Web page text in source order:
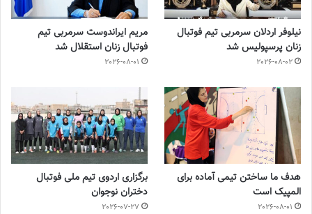
نیلوفر اردلان سرمربی تیم فوتبال
زنان پرسپولیس شد
2026-08-02
مریم ایراندوست سرمربی تیم
فوتبال زنان استقلال شد
2026-08-01
هدف ما ساختن تیمی آماده برای
المپیک است
2026-08-01
برگزاری اردوی تیم ملی فوتبال
دختران نوجوان
2026-07-27